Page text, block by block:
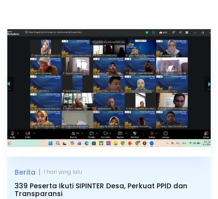
339 Peserta Ikuti SIPINTER Desa, Perkuat PPID dan
Transparansi
Berita | 1 hari yang lalu